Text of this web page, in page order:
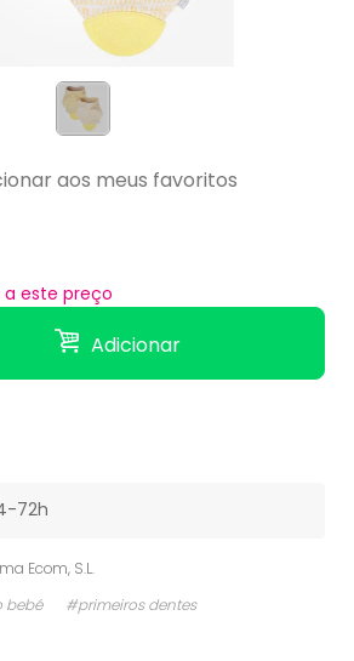
a este preço
Adicionar
aos meus favoritos
72h
Ecom, S.L.
bebé
#primeiros dentes